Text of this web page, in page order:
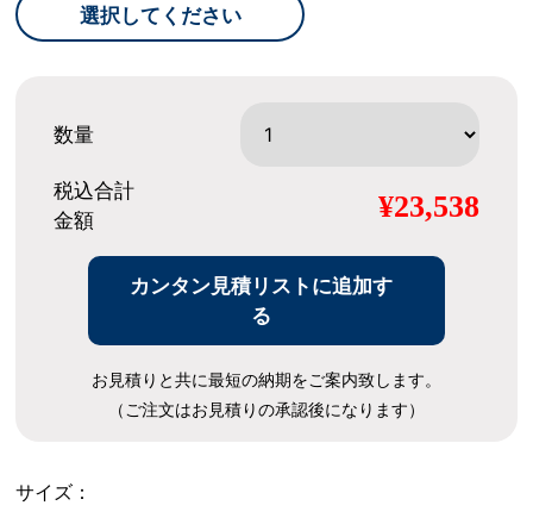
選択してください
数量
税込合計
金額
¥23,538
カンタン見積リストに追加す
る
お見積りと共に最短の納期をご案内致します。
（ご注文はお見積りの承認後になります）
サイズ：